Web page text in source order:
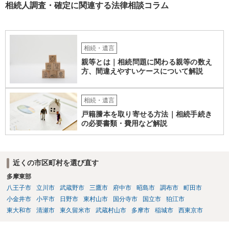
相続人調査・確定に関連する法律相談コラム
相続・遺言
親等とは｜相続問題に関わる親等の数え
方、間違えやすいケースについて解説
相続・遺言
戸籍謄本を取り寄せる方法｜相続手続き
の必要書類・費用など解説
近くの市区町村を選び直す
多摩東部
八王子市
立川市 武蔵野市 三鷹市 府中市 昭島市 調布市
町田市
小金井市
小平市 日野市 東村山市 国分寺市 国立市
狛江市
東大和市
清瀬市 東久留米市 武蔵村山市 多摩市 稲城市 西東京市